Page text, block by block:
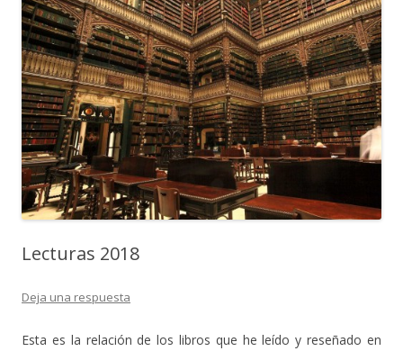
Lecturas 2018
Deja una respuesta
Esta es la relación de los libros que he leído y reseñado en